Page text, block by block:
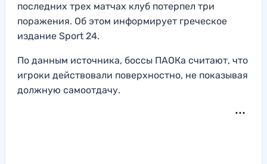
последних трех матчах клуб потерпел три
поражения. Об этом информирует греческое
издание Sport 24.
По данным источника, боссы ПАОКа считают, что
игроки действовали поверхностно, не показывая
должную самоотдачу.